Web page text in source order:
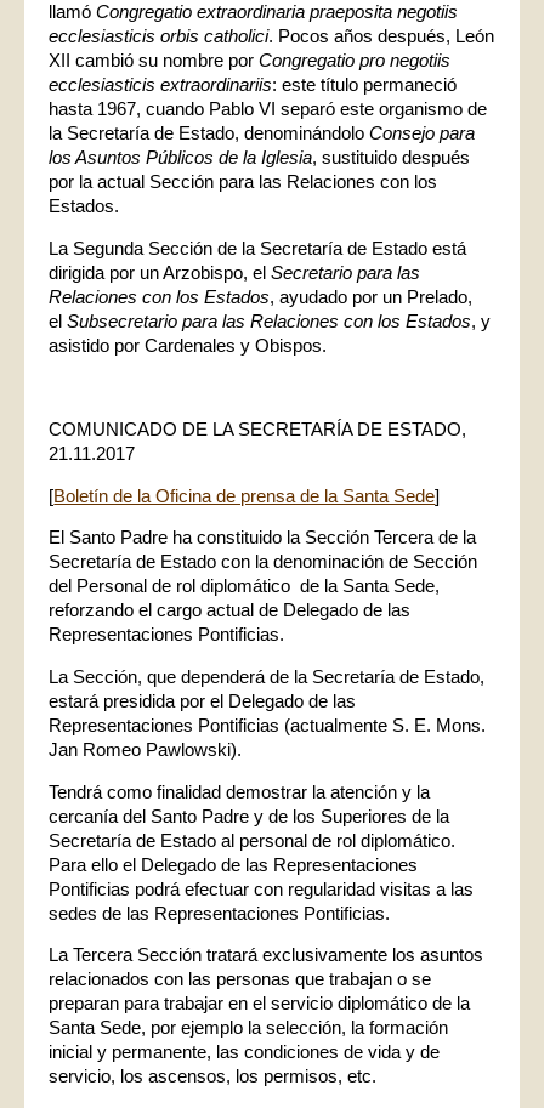
llamóCongregatio extraordinaria praeposita negotiis
ecclesiasticis orbis catholici. Pocos años después, León
XII cambió su nombre porCongregatio pro negotiis
ecclesiasticis extraordinariis: este título permaneció
hasta 1967, cuando Pablo VI separó este organismo de
la Secretaría de Estado, denominándoloConsejo para
los Asuntos Públicos de la Iglesia, sustituido después
por la actual Sección para las Relaciones con los
Estados.
La Segunda Sección de la Secretaría de Estado está
dirigida por un Arzobispo, elSecretario para las
Relaciones con los Estados, ayudado por un Prelado,
elSubsecretario para las Relaciones con los Estados, y
asistido por Cardenales y Obispos.
COMUNICADO DE LA SECRETARÍA DE ESTADO,
21.11.2017
[Boletín de la Oficina de prensa de la Santa Sede]
El Santo Padre ha constituido la Sección Tercera de la
Secretaría de Estado con la denominación de Sección
del Personal de rol diplomático de la Santa Sede,
reforzando el cargo actual de Delegado de las
Representaciones Pontificias.
La Sección, que dependerá de la Secretaría de Estado,
estará presidida por el Delegado de las
Representaciones Pontificias (actualmente S. E. Mons.
Jan Romeo Pawlowski).
Tendrá como finalidad demostrar la atención y la
cercanía del Santo Padre y de los Superiores de la
Secretaría de Estado al personal de rol diplomático.
Para ello el Delegado de las Representaciones
Pontificias podrá efectuar con regularidad visitas a las
sedes de las Representaciones Pontificias.
La Tercera Sección tratará exclusivamente los asuntos
relacionados con las personas que trabajan o se
preparan para trabajar en el servicio diplomático de la
Santa Sede, por ejemplo la selección, la formación
inicial y permanente, las condiciones de vida y de
servicio, los ascensos, los permisos, etc.